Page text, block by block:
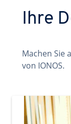
Ihre
Machen Sie
von IONOS.